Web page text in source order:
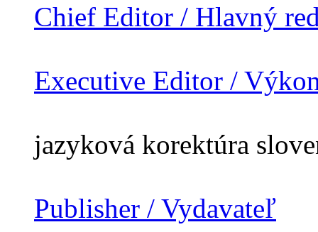
Chief Editor / Hlavný
Executive Editor /
jazyková korektúra
Publisher / Vydavateľ